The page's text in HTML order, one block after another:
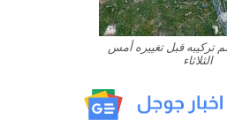
تركيبه قبل تغييره أمس
الثلاثاء